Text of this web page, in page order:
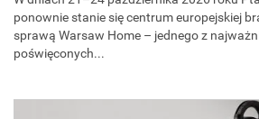
ponownie stanie się centrum europejskiej
sprawą Warsaw Home – jednego z
poświęconych...